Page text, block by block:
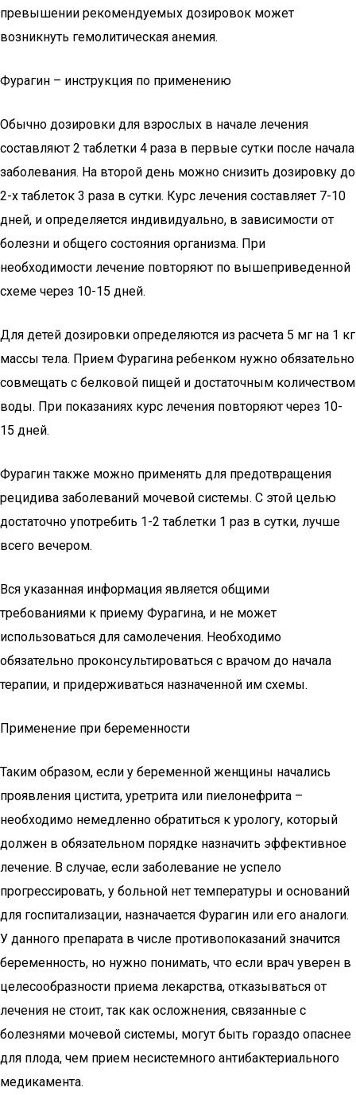
превышении рекомендуемых дозировок может
возникнуть гемолитическая анемия.
Фурагин – инструкция по применению
Обычно дозировки для взрослых в начале лечения
составляют 2 таблетки 4 раза в первые сутки после начала
заболевания. На второй день можно снизить дозировку до
2-х таблеток 3 раза в сутки. Курс лечения составляет 7-10
дней, и определяется индивидуально, в зависимости от
болезни и общего состояния организма. При
необходимости лечение повторяют по вышеприведенной
схеме через 10-15 дней.
Для детей дозировки определяются из расчета 5 мг на 1 кг
массы тела. Прием Фурагина ребенком нужно обязательно
совмещать с белковой пищей и достаточным количеством
воды. При показаниях курс лечения повторяют через 10-
15 дней.
Фурагин также можно применять для предотвращения
рецидива заболеваний мочевой системы. С этой целью
достаточно употребить 1-2 таблетки 1 раз в сутки, лучше
всего вечером.
Вся указанная информация является общими
требованиями к приему Фурагина, и не может
использоваться для самолечения. Необходимо
обязательно проконсультироваться с врачом до начала
терапии, и придерживаться назначенной им схемы.
Применение при беременности
Таким образом, если у беременной женщины начались
проявления цистита, уретрита или пиелонефрита –
необходимо немедленно обратиться к урологу, который
должен в обязательном порядке назначить эффективное
лечение. В случае, если заболевание не успело
прогрессировать, у больной нет температуры и оснований
для госпитализации, назначается Фурагин или его аналоги.
У данного препарата в числе противопоказаний значится
беременность, но нужно понимать, что если врач уверен в
целесообразности приема лекарства, отказываться от
лечения не стоит, так как осложнения, связанные с
болезнями мочевой системы, могут быть гораздо опаснее
для плода, чем прием несистемного антибактериального
медикамента.